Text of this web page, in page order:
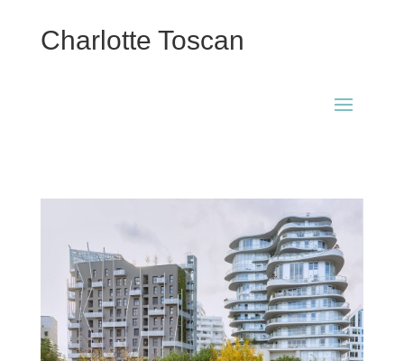
Charlotte Toscan